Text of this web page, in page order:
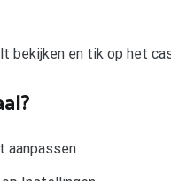
bekijken en tik op het
aanpassen